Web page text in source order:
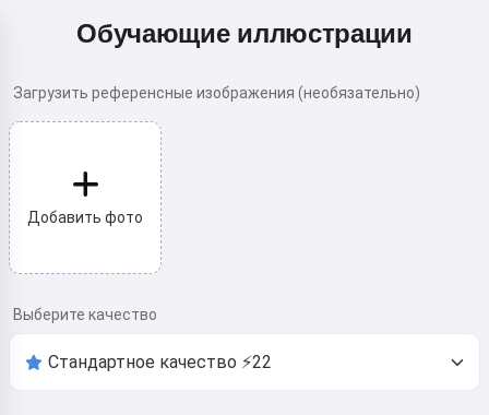
Обучающие иллюстрации
Загрузить референсные изображения (необязательно)
Добавить фото
Выберите качество